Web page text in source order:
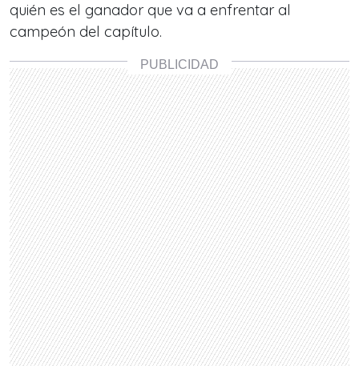
quién es el ganador que va a enfrentar al
campeón del capítulo.